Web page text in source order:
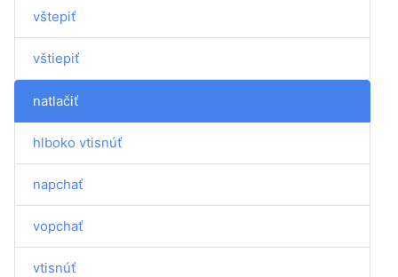
vštepiť
vštiepiť
natlačiť
hlboko vtisnúť
napchať
vopchať
vtisnúť